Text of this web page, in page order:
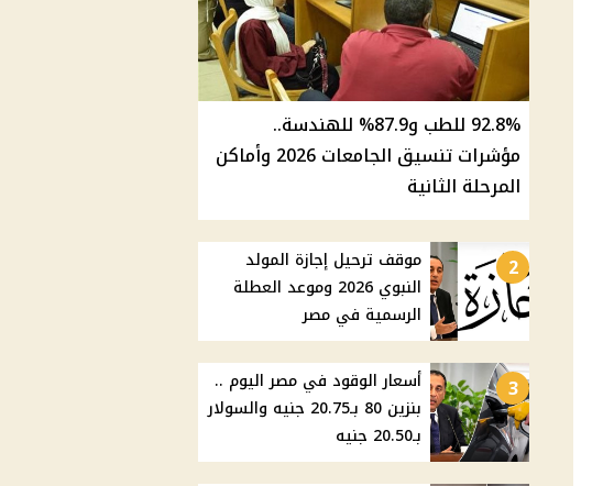
92.8% للطب و87.9% للهندسة..
مؤشرات تنسيق الجامعات 2026 وأماكن
المرحلة الثانية
2
موقف ترحيل إجازة المولد
النبوي 2026 وموعد العطلة
الرسمية في مصر
3
أسعار الوقود في مصر اليوم ..
بنزين 80 بـ20.75 جنيه والسولار
بـ20.50 جنيه